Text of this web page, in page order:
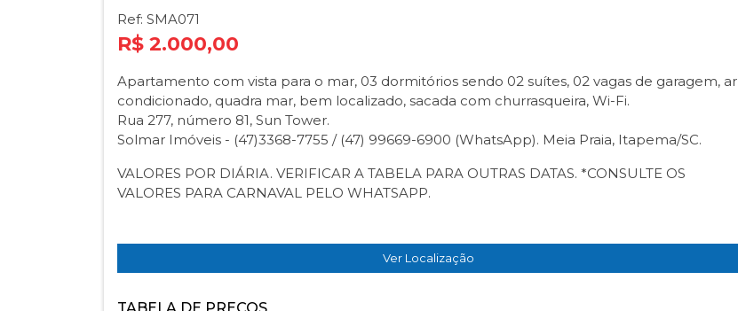
Ref: SMA071
R$ 2.000,00
Apartamento com vista para o mar, 03 dormitórios sendo 02 suítes, 02 vagas de garagem, ar
condicionado, quadra mar, bem localizado, sacada com churrasqueira, Wi-Fi.
Rua 277, número 81, Sun Tower.
Solmar Imóveis - (47)3368-7755 / (47) 99669-6900 (WhatsApp). Meia Praia, Itapema/SC.
VALORES POR DIÁRIA. VERIFICAR A TABELA PARA OUTRAS DATAS. *CONSULTE OS
VALORES PARA CARNAVAL PELO WHATSAPP.
Ver Localização